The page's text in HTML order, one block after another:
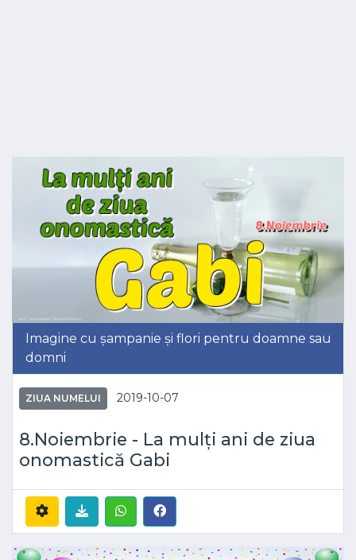
Imagine cu șampanie și flori pentru doamne sau
domni
ZIUA NUMELUI 2019-10-07
8.Noiembrie - La mulți ani de ziua
onomastică Gabi